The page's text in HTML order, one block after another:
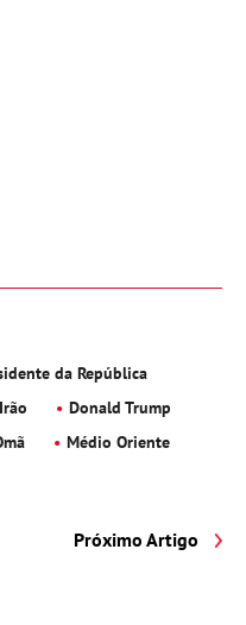
da República
Donald Trump
Médio Oriente
Próximo Artigo